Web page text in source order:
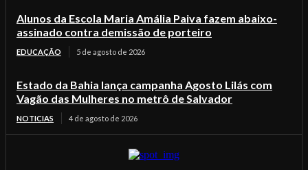
Alunos da Escola Maria Amália Paiva fazem abaixo-
assinado contra demissão de porteiro
EDUCAÇÃO 5 de agosto de 2026
Estado da Bahia lança campanha Agosto Lilás com
Vagão das Mulheres no metrô de Salvador
NOTICIAS 4 de agosto de 2026